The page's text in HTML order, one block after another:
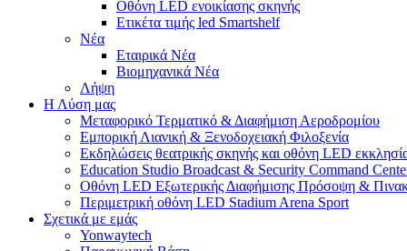
Οθόνη LED ενοικίασης σκηνής
Ετικέτα τιμής led Smartshelf
Νέα
Εταιρικά Νέα
Βιομηχανικά Νέα
Λήψη
Η Λύση μας
Μεταφορικό Τερματικό & Διαφήμιση Αεροδρομίου
Εμπορική Λιανική & Ξενοδοχειακή Φιλοξενία
Εκδηλώσεις θεατρικής σκηνής και οθόνη LED
Education Studio Broadcast & Security Command
Οθόνη LED Εξωτερικής Διαφήμισης Πρόσοψη &
Περιμετρική οθόνη LED Stadium Arena Sport
Σχετικά με εμάς
Yonwaytech